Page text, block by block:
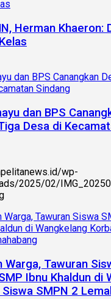
Herman Khaeron:
dan BPS
Desa di
wp-
2025/02/
Warga, Tawuran
Ibnu Khaldun di
SMPN 2